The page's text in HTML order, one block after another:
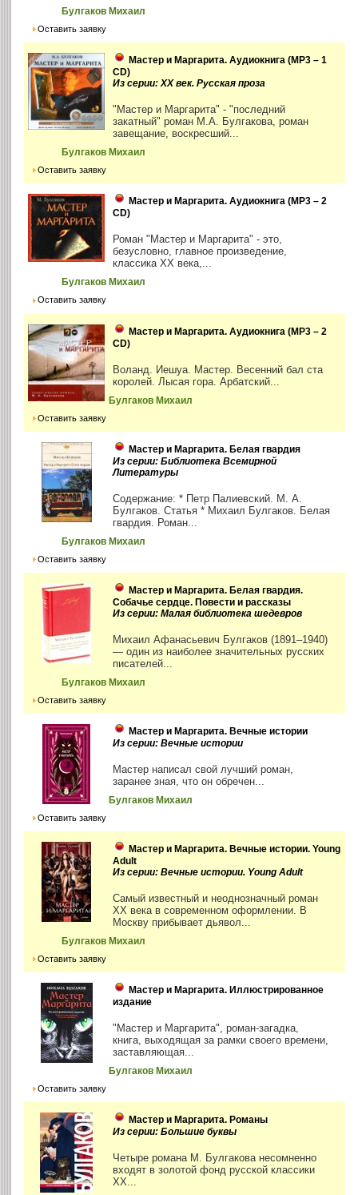
Булгаков Михаил
Оставить заявку
Мастер и Маргарита. Аудиокнига (MP3 – 1
CD)
Из серии: ХХ век. Русская проза
"Мастер и Маргарита" - "последний
закатный" роман М.А. Булгакова, роман
завещание, воскресший...
Булгаков Михаил
Оставить заявку
Мастер и Маргарита. Аудиокнига (MP3 – 2
CD)
Роман "Мастер и Маргарита" - это,
безусловно, главное произведение,
классика ХХ века,...
Булгаков Михаил
Оставить заявку
Мастер и Маргарита. Аудиокнига (MP3 – 2
CD)
Воланд. Иешуа. Мастер. Весенний бал ста
королей. Лысая гора. Арбатский...
Булгаков Михаил
Оставить заявку
Мастер и Маргарита. Белая гвардия
Из серии: Библиотека Всемирной
Литературы
Содержание: * Петр Палиевский. М. А.
Булгаков. Статья * Михаил Булгаков. Белая
гвардия. Роман...
Булгаков Михаил
Оставить заявку
Мастер и Маргарита. Белая гвардия.
Собачье сердце. Повести и рассказы
Из серии: Малая библиотека шедевров
Михаил Афанасьевич Булгаков (1891–1940)
— один из наиболее значительных русских
писателей...
Булгаков Михаил
Оставить заявку
Мастер и Маргарита. Вечные истории
Из серии: Вечные истории
Мастер написал свой лучший роман,
заранее зная, что он обречен...
Булгаков Михаил
Оставить заявку
Мастер и Маргарита. Вечные истории. Young
Adult
Из серии: Вечные истории. Young Adult
Самый известный и неоднозначный роман
XX века в современном оформлении. В
Москву прибывает дьявол...
Булгаков Михаил
Оставить заявку
Мастер и Маргарита. Иллюстрированное
издание
"Мастер и Маргарита", роман-загадка,
книга, выходящая за рамки своего времени,
заставляющая...
Булгаков Михаил
Оставить заявку
Мастер и Маргарита. Романы
Из серии: Большие буквы
Четыре романа М. Булгакова несомненно
входят в золотой фонд русской классики
ХХ...